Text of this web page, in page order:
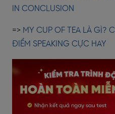
IN CONCLUSION
=> MY CUP OF TEA LÀ GÌ?
ĐIỂM SPEAKING CỰC HAY